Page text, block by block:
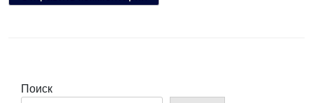
Поиск